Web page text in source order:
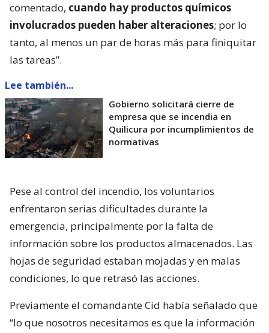
comentado, cuando hay productos químicos
involucrados pueden haber alteraciones; por lo
tanto, al menos un par de horas más para finiquitar
las tareas”.
Lee también...
Gobierno solicitará cierre de
empresa que se incendia en
Quilicura por incumplimientos de
normativas
Pese al control del incendio, los voluntarios
enfrentaron serias dificultades durante la
emergencia, principalmente por la falta de
información sobre los productos almacenados. Las
hojas de seguridad estaban mojadas y en malas
condiciones, lo que retrasó las acciones.
Previamente el comandante Cid había señalado que
“lo que nosotros necesitamos es que la información